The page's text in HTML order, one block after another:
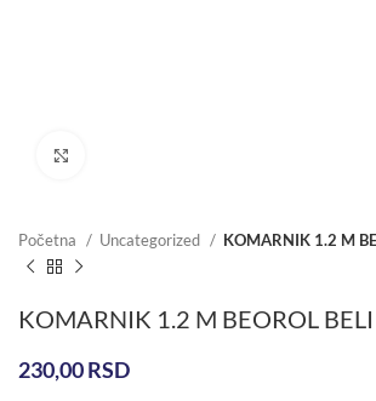
Početna Uncategorized KOMARNIK 1.2 M
KOMARNIK 1.2 M BEOROL BELI
230,00RSD